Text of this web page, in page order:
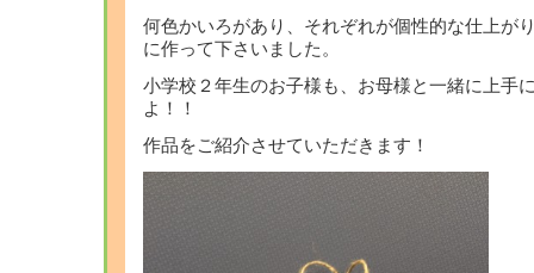
何色かいろがあり、それぞれが個性的な仕上が
に作って下さいました。
小学校２年生のお子様も、お母様と一緒に上手
よ！！
作品をご紹介させていただきます！